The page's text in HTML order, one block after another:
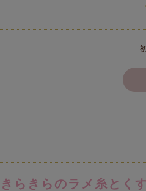
きらきらのラメ糸とく